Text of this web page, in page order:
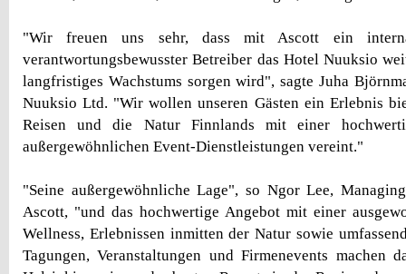
"Wir freuen uns sehr, dass mit Ascott ein
verantwortungsbewusster Betreiber das Hotel Nuuksio
langfristiges Wachstums sorgen wird", sagte Juha
Nuuksio Ltd. "Wir wollen unseren Gästen ein Erlebnis
Reisen und die Natur Finnlands mit einer
außergewöhnlichen Event-Dienstleistungen vereint."
"Seine außergewöhnliche Lage", so Ngor Lee,
Ascott, "und das hochwertige Angebot mit einer
Wellness, Erlebnissen inmitten der Natur sowie
Tagungen, Veranstaltungen und Firmenevents machen